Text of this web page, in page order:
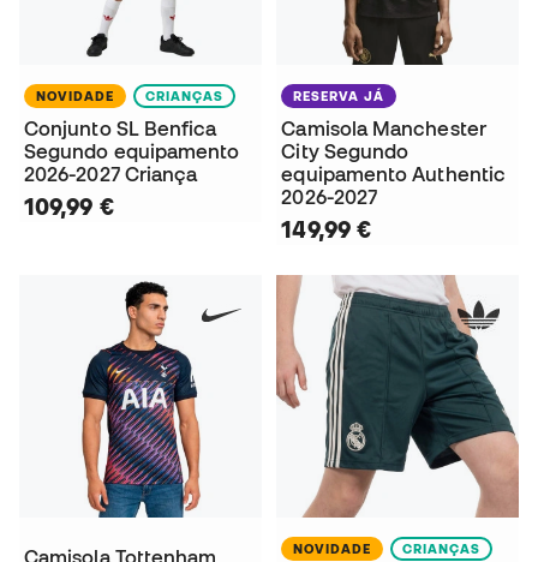
NOVIDADE CRIANÇAS
Conjunto SL Benfica
Segundo equipamento
2026-2027 Criança
109,99 €
RESERVA JÁ
Camisola Manchester
City Segundo
equipamento Authentic
2026-2027
149,99 €
Camisola Tottenham
NOVIDADE CRIANÇAS